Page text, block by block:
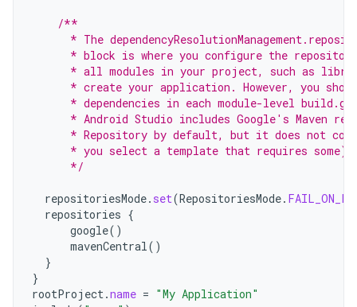
/**
* The
* block is where you configure the
* all modules in your project, such as
* create your application. However, you
* dependencies in each module-level
* Android Studio includes Google's Maven
* Repository by default, but it does not
      * you select a template that requires some).
      */
repositoriesMode. set(RepositoriesMode.
repositories {
google()
mavenCentral()
}
}
rootProject.name = "My Application"